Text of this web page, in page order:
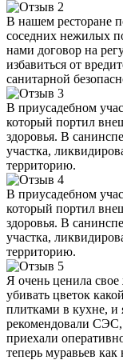
В нашем ресторане
соседних нежилых
нами договор на
избавиться от
санитарной
В приусадебном
который портил
здоровья. В
участка,
территорию.
В приусадебном
который портил
здоровья. В
участка,
территорию.
Я очень ценила свое
убивать цветок
плитками в кухне, и
рекомендовали
приехали
теперь муравьев